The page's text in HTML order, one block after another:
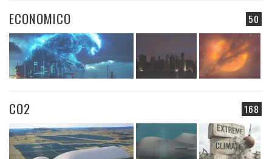
50
ECONOMICO
168
CO2